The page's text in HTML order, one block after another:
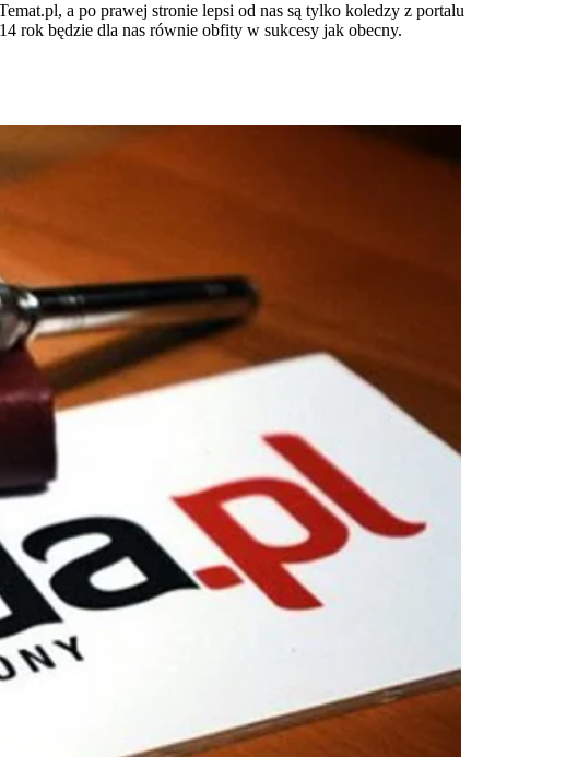
a po prawej stronie lepsi od nas są tylko koledzy z portalu
rok będzie dla nas równie obfity w sukcesy jak obecny.